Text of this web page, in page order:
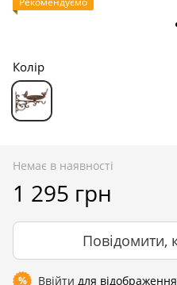
Колір
Немає в наявності
1 295 грн
Повідомити,
% Ввійти для